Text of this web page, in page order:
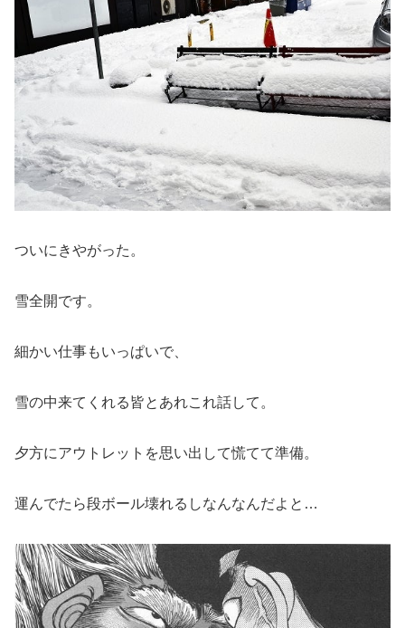
ついにきやがった。
雪全開です。
細かい仕事もいっぱいで、
雪の中来てくれる皆とあれこれ話して。
夕方にアウトレットを思い出して慌てて準備。
運んでたら段ボール壊れるしなんなんだよと…